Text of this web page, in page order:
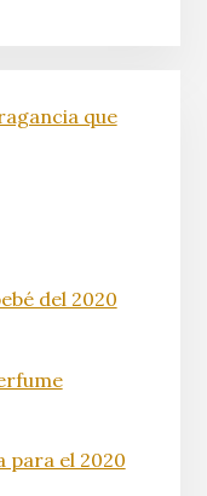
que
del 2020
para el 2020